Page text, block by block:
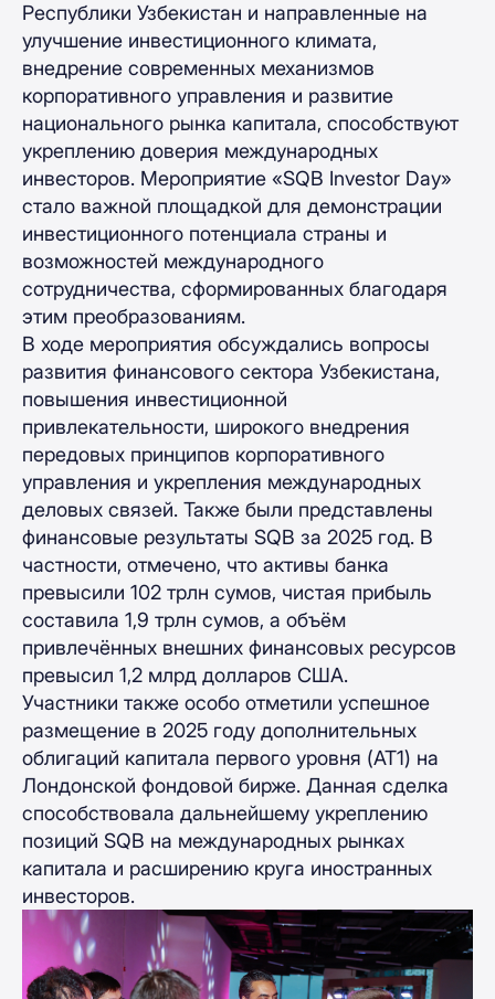
Республики Узбекистан и направленные на
улучшение инвестиционного климата,
внедрение современных механизмов
корпоративного управления и развитие
национального рынка капитала, способствуют
укреплению доверия международных
инвесторов. Мероприятие «SQB Investor Day»
стало важной площадкой для демонстрации
инвестиционного потенциала страны и
возможностей международного
сотрудничества, сформированных благодаря
этим преобразованиям.
В ходе мероприятия обсуждались вопросы
развития финансового сектора Узбекистана,
повышения инвестиционной
привлекательности, широкого внедрения
передовых принципов корпоративного
управления и укрепления международных
деловых связей. Также были представлены
финансовые результаты SQB за 2025 год. В
частности, отмечено, что активы банка
превысили 102 трлн сумов, чистая прибыль
составила 1,9 трлн сумов, а объём
привлечённых внешних финансовых ресурсов
превысил 1,2 млрд долларов США.
Участники также особо отметили успешное
размещение в 2025 году дополнительных
облигаций капитала первого уровня (AT1) на
Лондонской фондовой бирже. Данная сделка
способствовала дальнейшему укреплению
позиций SQB на международных рынках
капитала и расширению круга иностранных
инвесторов.